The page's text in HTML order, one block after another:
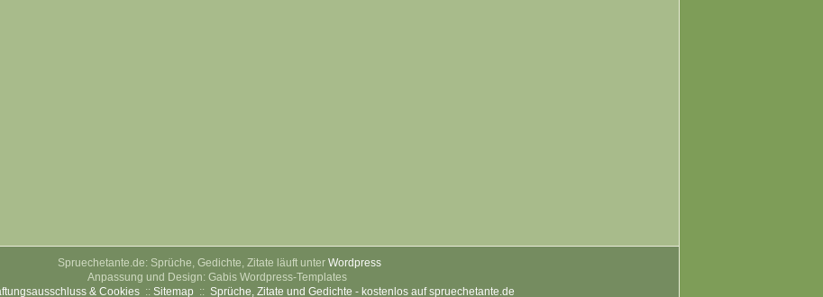
Spruechetante.de: Sprüche, Gedichte, Zitate läuft unter Wordpress
Anpassung und Design: Gabis Wordpress-Templates
& Cookies:: Sitemap :: Sprüche, Zitate und Gedichte - kostenlos auf spruechetante.de